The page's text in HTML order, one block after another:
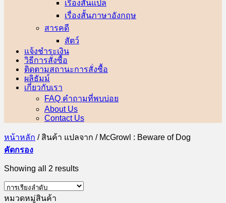
เรื่องสั้นแปล
เรื่องสั้นภาษาอังกฤษ
สารคดี
สัตว์
แจ้งชำระเงิน
วิธีการสั่งซื้อ
ติดตามสถานะการสั่งซื้อ
ผลิธัมม์
เกี่ยวกับเรา
FAQ คำถามที่พบบ่อย
About Us
Contact Us
หน้าหลัก /สินค้า แปลจาก /McGrowl : Beware of Dog
คัดกรอง
Showing all 2 results
หมวดหมู่สินค้า